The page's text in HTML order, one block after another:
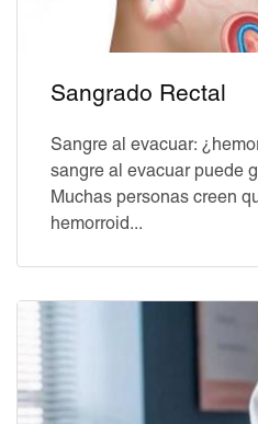
Sangrado Rectal
Sangre al evacuar:
sangre al evacuar puede
Muchas personas creen
hemorroid...